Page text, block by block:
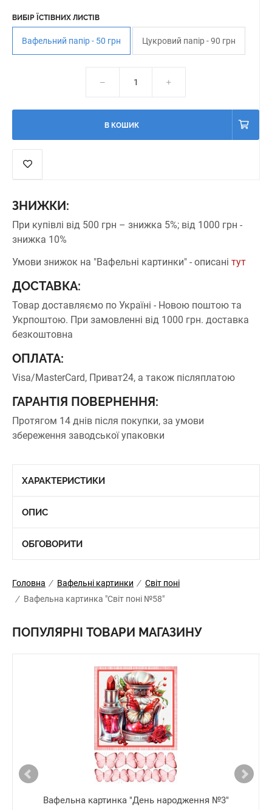
ВИБІР ЇСТІВНИХ ЛИСТІВ
Вафельний папір - 50 грн Цукровий папір - 90 грн
В КОШИК
ЗНИЖКИ:
При купівлі від 500 грн – знижка 5%; від 1000 грн -
знижка 10%
Умови знижок на "Вафельні картинки" - описані тут
ДОСТАВКА:
Товар доставляємо по Україні - Новою поштою та
Укрпоштою. При замовленні від 1000 грн. доставка
безкоштовна
ОПЛАТА:
Visa/MasterCard, Приват24, а також післяплатою
ГАРАНТІЯ ПОВЕРНЕННЯ:
Протягом 14 днів після покупки, за умови
збереження заводської упаковки
ХАРАКТЕРИСТИКИ
ОПИС
ОБГОВОРИТИ
Головна / Вафельні картинки / Світ поні
/ Вафельна картинка "Світ поні №58"
ПОПУЛЯРНІ ТОВАРИ МАГАЗИНУ
Вафельна картинка "День народження №3"